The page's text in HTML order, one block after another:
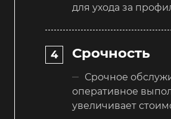
для ухода за
Срочность
Срочное
оперативное
увеличивает